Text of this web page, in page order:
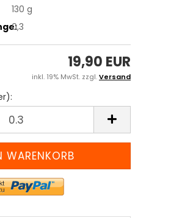
130 g
0,3
19,90 EUR
inkl. 19% MwSt. zzgl.Versand